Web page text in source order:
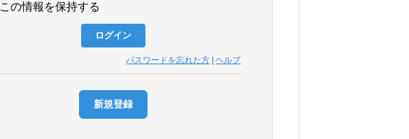
この情報を保持する
パスワードを忘れた方 |ヘルプ
新規登録